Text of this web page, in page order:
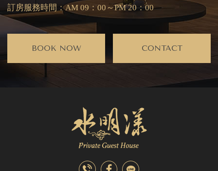
訂房服務時間：AM 09：00～PM 20：00
BOOK NOW CONTACT